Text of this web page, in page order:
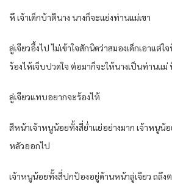
หึ เจ้าเด็กบ้าตีนาง นางก็จะแย่งท่านแม่เขา
ลู่เจียวอึ้งไป ไม่เข้าใจสักนิดว่าสมองเด็กเอาแต่
ร้องไห้เจ็บปวดใจ ต่อมาก็จะให้นางเป็นท่านแม่
ลู่เจียวแทบอยากจะร้องไห้
สีหน้าเจ้าหนูน้อยทั้งสี่ย่ำแย่อย่างมาก เจ้าหนูน้อ
หลัวออกไป
เจ้าหนูน้อยทั้งสี่ปกป้องอยู่ด้านหน้าลู่เจียว ถลึง